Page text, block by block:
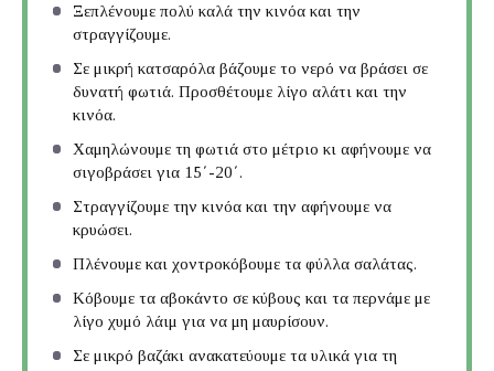
Ξεπλένουμε πολύ καλά την κινόα και την
στραγγίζουμε.
Σε μικρή κατσαρόλα βάζουμε το νερό να βράσει σε
δυνατή φωτιά. Προσθέτουμε λίγο αλάτι και την
κινόα.
Χαμηλώνουμε τη φωτιά στο μέτριο κι αφήνουμε να
σιγοβράσει για 15΄-20΄.
Στραγγίζουμε την κινόα και την αφήνουμε να
κρυώσει.
Πλένουμε και χοντροκόβουμε τα φύλλα σαλάτας.
Κόβουμε τα αβοκάντο σε κύβους και τα περνάμε με
λίγο χυμό λάιμ για να μη μαυρίσουν.
Σε μικρό βαζάκι ανακατεύουμε τα υλικά για τη